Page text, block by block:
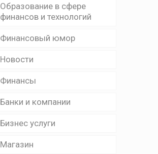
Образование в сфере
финансов и технологий
Финансовый юмор
Новости
Финансы
Банки и компании
Бизнес уcлуги
Магазин